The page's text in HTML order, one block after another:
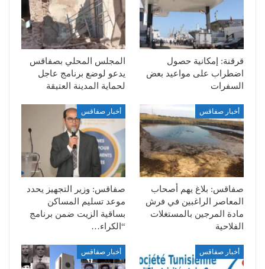
قرقنة: إمكانية حصول
اضطراب على مواعيد بعض
السفرات
المجلس المحلي بصفاقس
يدعو لوضع برنامج عاجل
لحماية المدينة العتيقة
أخبار صفاقس
صفاقس: بلاغ يهم أصحاب
المعاصر الراغبين في فرش
مادة المرجين بالمستغلات
الفلاحية
أخبار صفاقس
صفاقس: وزير التجهيز يحدد
موعد تسليم المساكن
بساقية الزيت ضمن برنامج
“الكراء…
أخبار صفاقس أخبار صفاقس